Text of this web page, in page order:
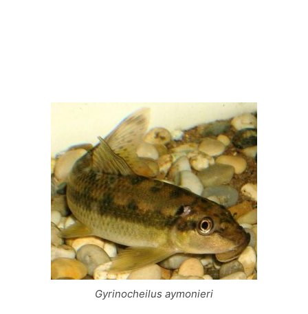
Gyrinocheilus aymonieri